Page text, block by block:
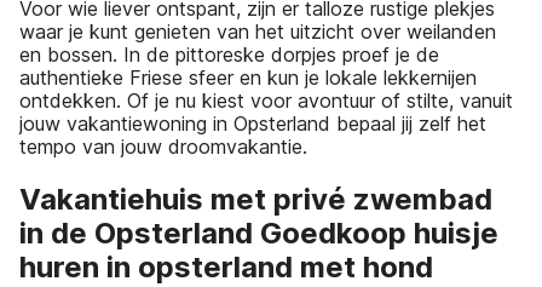
Voor wie liever ontspant, zijn er talloze rustige plekjes
waar je kunt genieten van het uitzicht over weilanden
en bossen. In de pittoreske dorpjes proef je de
authentieke Friese sfeer en kun je lokale lekkernijen
ontdekken. Of je nu kiest voor avontuur of stilte, vanuit
jouw vakantiewoning in Opsterland bepaal jij zelf het
tempo van jouw droomvakantie.
Vakantiehuis met privé zwembad
in de Opsterland Goedkoop huisje
huren in opsterland met hond